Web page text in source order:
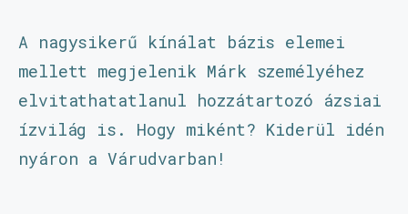
A nagysikerű kínálat bázis elemei
mellett megjelenik Márk személyéhez
elvitathatatlanul hozzátartozó ázsiai
ízvilág is. Hogy miként? Kiderül idén
nyáron a Várudvarban!